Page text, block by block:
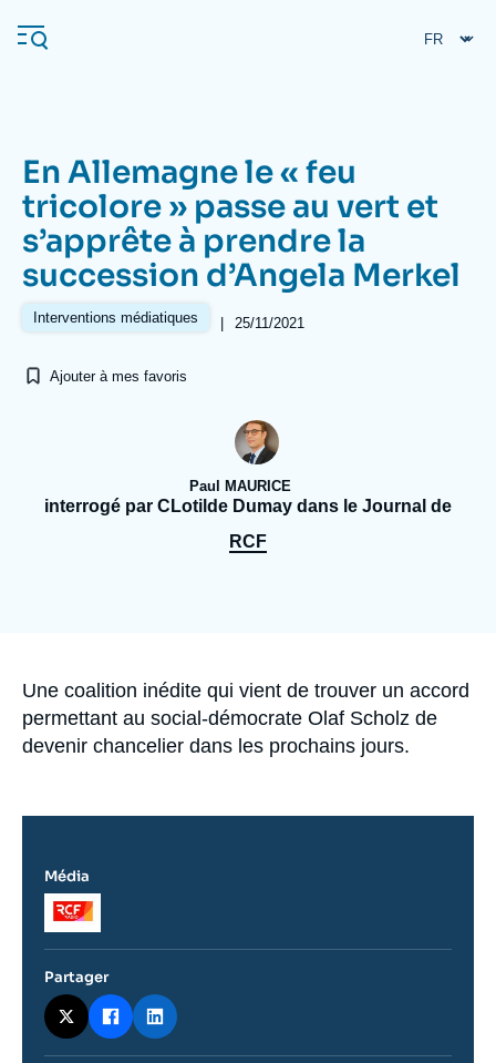
au
contenu
Navigation
principale
L'Ifri
Analyses
Se connecter
En Allemagne le « feu
tricolore » passe au vert et
s’apprête à prendre la
succession d’Angela Merkel
Interventions médiatiques | 25/11/2021
Ajouter à mes favoris
Paul MAURICE
interrogé par CLotilde Dumay dans le Journal de
RCF
Accroche
Une coalition inédite qui vient de trouver un accord
permettant au social-démocrate Olaf Scholz de
devenir chancelier dans les prochains jours.
Média
Logo
Partager